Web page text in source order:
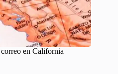
en California